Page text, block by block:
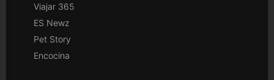
Viajar 365
ES Newz
Pet Story
Encocina